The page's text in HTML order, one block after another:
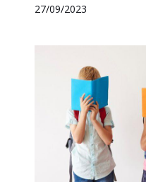
27/09/2023